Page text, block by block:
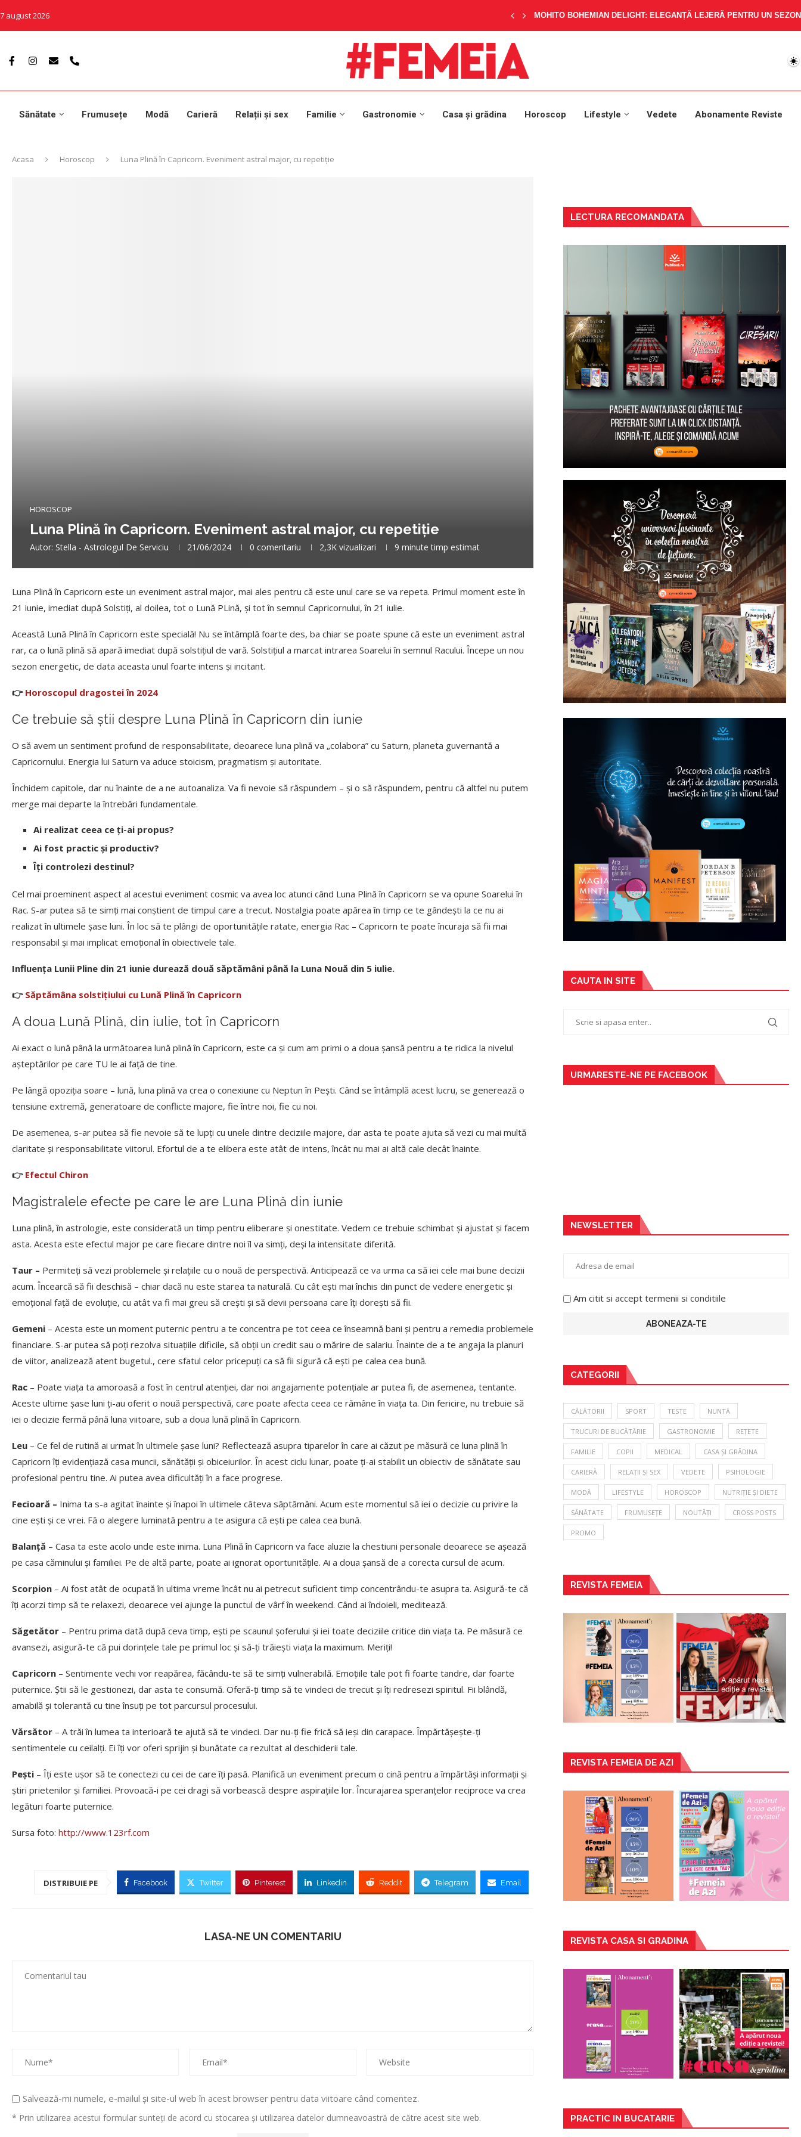
7 august 2026 MOHITO BOHEMIAN DELIGHT: ELEGANȚĂ LEJERĂ PENTRU UN
Sănătate Frumusețe Modă Carieră Relații și sex Familie Gastronomie Casa și grădina Horoscop Lifestyle Vedete Abonamente Reviste
Acasa Horoscop Luna Plină în Capricorn. Eveniment astral major, cu repetiție
HOROSCOP
Luna Plină în Capricorn. Eveniment astral major, cu repetiție
Autor: Stella - Astrologul De Serviciu 21/06/2024 0 comentariu 2,3K vizualizari 9 minute timp estimat
Luna Plină în Capricorn este un eveniment astral major, mai ales pentru că este unul care se va repeta. Primul moment este în
21 iunie, imediat după Solstiți, al doilea, tot o Lună PLină, și tot în semnul Capricornului, în 21 iulie.
Această Lună Plină în Capricorn este specială! Nu se întâmplă foarte des, ba chiar se poate spune că este un eveniment astral
rar, ca o lună plină să apară imediat după solstițiul de vară. Solstițiul a marcat intrarea Soarelui în semnul Racului. Începe un nou
sezon energetic, de data aceasta unul foarte intens și incitant.
👉 Horoscopul dragostei în 2024
Ce trebuie să știi despre Luna Plină în Capricorn din iunie
O să avem un sentiment profund de responsabilitate, deoarece luna plină va „colabora” cu Saturn, planeta guvernantă a
Capricornului. Energia lui Saturn va aduce stoicism, pragmatism și autoritate.
Închidem capitole, dar nu înainte de a ne autoanaliza. Va fi nevoie să răspundem – și o să răspundem, pentru că altfel nu putem
merge mai departe la întrebări fundamentale.
Ai realizat ceea ce ți-ai propus?
Ai fost practic și productiv?
Îți controlezi destinul?
Cel mai proeminent aspect al acestui eveniment cosmic va avea loc atunci când Luna Plină în Capricorn se va opune Soarelui în
Rac. S-ar putea să te simți mai conștient de timpul care a trecut. Nostalgia poate apărea în timp ce te gândești la ce nu ai
realizat în ultimele șase luni. În loc să te plângi de oportunitățile ratate, energia Rac – Capricorn te poate încuraja să fii mai
responsabil și mai implicat emoțional în obiectivele tale.
Influența Lunii Pline din 21 iunie durează două săptămâni până la Luna Nouă din 5 iulie.
👉 Săptămâna solstițiului cu Lună Plină în Capricorn
A doua Lună Plină, din iulie, tot în Capricorn
Ai exact o lună până la următoarea lună plină în Capricorn, este ca și cum am primi o a doua șansă pentru a te ridica la nivelul
așteptărilor pe care TU le ai față de tine.
Pe lângă opoziția soare – lună, luna plină va crea o conexiune cu Neptun în Pești. Când se întâmplă acest lucru, se generează o
tensiune extremă, generatoare de conflicte majore, fie între noi, fie cu noi.
De asemenea, s-ar putea să fie nevoie să te lupți cu unele dintre deciziile majore, dar asta te poate ajuta să vezi cu mai multă
claritate și responsabilitate viitorul. Efortul de a te elibera este atât de intens, încât nu mai ai altă cale decât înainte.
👉 Efectul Chiron
Magistralele efecte pe care le are Luna Plină din iunie
Luna plină, în astrologie, este considerată un timp pentru eliberare și onestitate. Vedem ce trebuie schimbat și ajustat și facem
asta. Acesta este efectul major pe care fiecare dintre noi îl va simți, deși la intensitate diferită.
Taur – Permiteți să vezi problemele și relațiile cu o nouă de perspectivă. Anticipează ce va urma ca să iei cele mai bune decizii
acum. Încearcă să fii deschisă – chiar dacă nu este starea ta naturală. Cu cât ești mai închis din punct de vedere energetic și
emoțional față de evoluție, cu atât va fi mai greu să crești și să devii persoana care îți dorești să fii.
Gemeni – Acesta este un moment puternic pentru a te concentra pe tot ceea ce înseamnă bani și pentru a remedia problemele
financiare. S-ar putea să poți rezolva situațiile dificile, să obții un credit sau o mărire de salariu. Înainte de a te angaja la planuri
de viitor, analizează atent bugetul., cere sfatul celor pricepuți ca să fii sigură că ești pe calea cea bună.
Rac – Poate viața ta amoroasă a fost în centrul atenției, dar noi angajamente potențiale ar putea fi, de asemenea, tentante.
Aceste ultime șase luni ți-au oferit o nouă perspectivă, care poate afecta ceea ce rămâne în viața ta. Din fericire, nu trebuie să
iei o decizie fermă până luna viitoare, sub a doua lună plină în Capricorn.
Leu – Ce fel de rutină ai urmat în ultimele șase luni? Reflectează asupra tiparelor în care ai căzut pe măsură ce luna plină în
Capricorn îți evidențiază casa muncii, sănătății și obiceiurilor. În acest ciclu lunar, poate ți-ai stabilit un obiectiv de sănătate sau
profesional pentru tine. Ai putea avea dificultăți în a face progrese.
Fecioară – Inima ta s-a agitat înainte și înapoi în ultimele câteva săptămâni. Acum este momentul să iei o decizie cu privire la
cine ești și ce vrei. Fă o alegere luminată pentru a te asigura că ești pe calea cea bună.
Balanță – Casa ta este acolo unde este inima. Luna Plină în Capricorn va face aluzie la chestiuni personale deoarece se așează
pe casa căminului și familiei. Pe de altă parte, poate ai ignorat oportunitățile. Ai a doua șansă de a corecta cursul de acum.
Scorpion – Ai fost atât de ocupată în ultima vreme încât nu ai petrecut suficient timp concentrându-te asupra ta. Asigură-te că
îți acorzi timp să te relaxezi, deoarece vei ajunge la punctul de vârf în weekend. Când ai îndoieli, meditează.
Săgetător – Pentru prima dată după ceva timp, ești pe scaunul șoferului și iei toate deciziile critice din viața ta. Pe măsură ce
avansezi, asigură-te că pui dorințele tale pe primul loc și să-ți trăiești viața la maximum. Meriți!
Capricorn – Sentimente vechi vor reapărea, făcându-te să te simți vulnerabilă. Emoțiile tale pot fi foarte tandre, dar foarte
puternice. Știi să le gestionezi, dar asta te consumă. Oferă-ți timp să te vindeci de trecut și îți redresezi spiritul. Fii blândă,
amabilă și tolerantă cu tine însuți pe tot parcursul procesului.
Vărsător – A trăi în lumea ta interioară te ajută să te vindeci. Dar nu-ți fie frică să ieși din carapace. Împărtășește-ți
sentimentele cu ceilalți. Ei îți vor oferi sprijin și bunătate ca rezultat al deschiderii tale.
Pești – Îți este ușor să te conectezi cu cei de care îți pasă. Planifică un eveniment precum o cină pentru a împărtăși informații și
știri prietenilor și familiei. Provoacă-i pe cei dragi să vorbească despre aspirațiile lor. Încurajarea speranțelor reciproce va crea
legături foarte puternice.
Sursa foto: http://www.123rf.com
DISTRIBUIE PE Facebook Twitter Pinterest Linkedin Reddit Telegram Email
LASA-NE UN COMENTARIU
Salvează-mi numele, e-mailul și site-ul web în acest browser pentru data viitoare când comentez.
* Prin utilizarea acestui formular sunteți de acord cu stocarea și utilizarea datelor dumneavoastră de către acest site web.
LECTURA RECOMANDATA
CAUTA IN SITE
URMARESTE-NE PE FACEBOOK
NEWSLETTER
Am citit si accept termenii si conditiile
CATEGORII
CĂLĂTORII SPORT TESTE NUNTĂ
TRUCURI DE BUCĂTĂRIE GASTRONOMIE REȚETE
FAMILIE COPII MEDICAL CASA ȘI GRĂDINA
CARIERĂ RELAȚII ȘI SEX VEDETE PSIHOLOGIE
MODĂ LIFESTYLE HOROSCOP NUTRIȚIE ȘI DIETE
SĂNĂTATE FRUMUSEȚE NOUTĂȚI CROSS POSTS
PROMO
REVISTA FEMEIA
REVISTA FEMEIA DE AZI
REVISTA CASA SI GRADINA
PRACTIC IN BUCATARIE